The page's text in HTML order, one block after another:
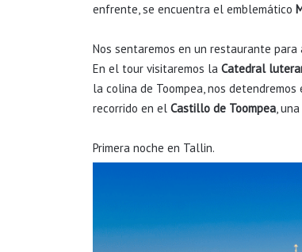
enfrente, se encuentra el emblemático
Nos sentaremos en un restaurante
En el tour visitaremos la Catedral
la colina de Toompea, nos detendremos
recorrido en el Castillo de Toompea,
Primera noche en Tallin.